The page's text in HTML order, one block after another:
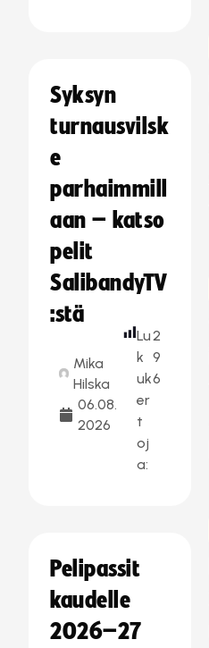
Syksyn
turnausvilsk
e
parhaimmill
aan – katso
pelit
SalibandyTV
:stä
Mika
Hilska
06.08.
2026
Lu
k
uk
er
t
oj
a:
2
9
6
Pelipassit
kaudelle
2026–27